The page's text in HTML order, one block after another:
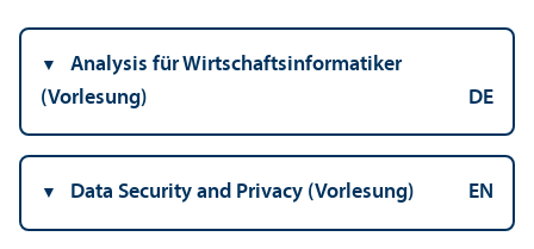
Analysis für Wirtschafts­informatiker
(Vorlesung)
DE
Data Security and Privacy (Vorlesung) EN